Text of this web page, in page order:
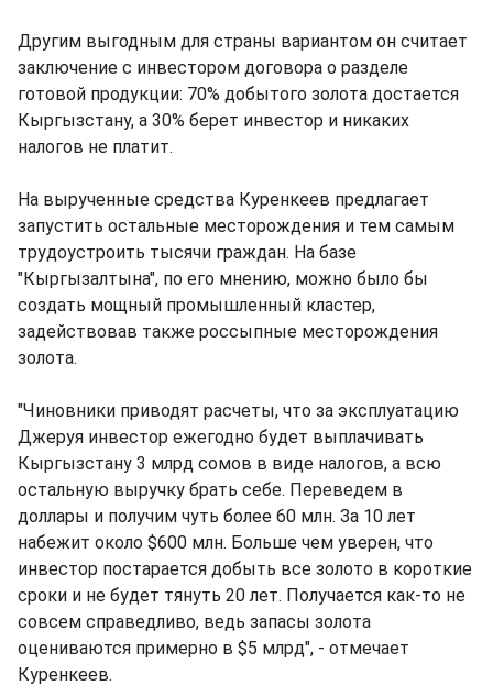
Другим выгодным для страны вариантом он считает
заключение с инвестором договора о разделе
готовой продукции: 70% добытого золота достается
Кыргызстану, а 30% берет инвестор и никаких
налогов не платит.
На вырученные средства Куренкеев предлагает
запустить остальные месторождения и тем самым
трудоустроить тысячи граждан. На базе
"Кыргызалтына", по его мнению, можно было бы
создать мощный промышленный кластер,
задействовав также россыпные месторождения
золота.
"Чиновники приводят расчеты, что за эксплуатацию
Джеруя инвестор ежегодно будет выплачивать
Кыргызстану 3 млрд сомов в виде налогов, а всю
остальную выручку брать себе. Переведем в
доллары и получим чуть более 60 млн. За 10 лет
набежит около $600 млн. Больше чем уверен, что
инвестор постарается добыть все золото в короткие
сроки и не будет тянуть 20 лет. Получается как-то не
совсем справедливо, ведь запасы золота
оцениваются примерно в $5 млрд", - отмечает
Куренкеев.